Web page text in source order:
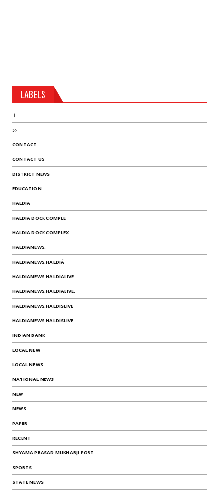
LABELS
।
১০
CONTACT
CONTACT US
DISTRICT NEWS
EDUCATION
HALDIA
HALDIA DOCK COMPLE
HALDIA DOCK COMPLEX
HALDIANEWS.
HALDIANEWS.HALDIÁ
HALDIANEWS.HALDIALIVE
HALDIANEWS.HALDIALIVE.
HALDIANEWS.HALDISLIVE
HALDIANEWS.HALDISLIVE.
INDIAN BANK
LOCAL NEW
LOCAL NEWS
NATIONAL NEWS
NEW
NEWS
PAPER
RECENT
SHYAMA PRASAD MUKHARJI PORT
SPORTS
STATE NEWS